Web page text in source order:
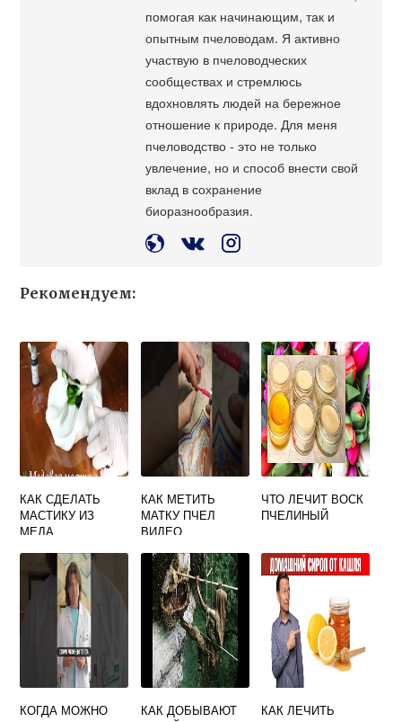
помогая как начинающим, так и
опытным пчеловодам. Я активно
участвую в пчеловодческих
сообществах и стремлюсь
вдохновлять людей на бережное
отношение к природе. Для меня
пчеловодство - это не только
увлечение, но и способ внести свой
вклад в сохранение
биоразнообразия.
Рекомендуем:
КАК СДЕЛАТЬ
МАСТИКУ ИЗ
МЕДА
КАК МЕТИТЬ
МАТКУ ПЧЕЛ
ВИДЕО
ЧТО ЛЕЧИТ ВОСК
ПЧЕЛИНЫЙ
КОГДА МОЖНО
КАК ДОБЫВАЮТ
КАК ЛЕЧИТЬ